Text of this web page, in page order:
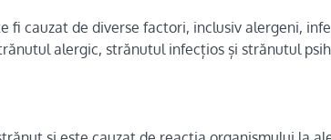
fi cauzat de diverse factori, inclusiv alergeni,
alergic, strănutul infecțios și strănutul